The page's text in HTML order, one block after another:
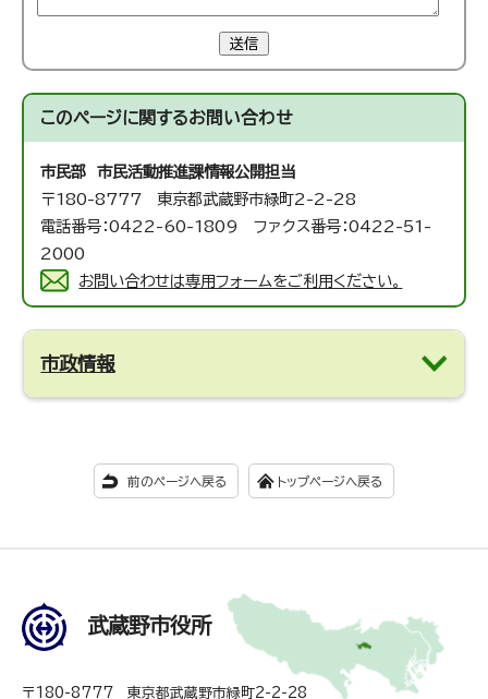
送信
このページに関するお問い合わせ
市民部 市民活動推進課情報公開担当
〒180-8777 東京都武蔵野市緑町2-2-28
電話番号：0422-60-1809 ファクス番号：0422-51-
2000
お問い合わせは専用フォームをご利用ください。
市政情報
前のページへ戻る トップページへ戻る
武蔵野市役所
〒180-8777 東京都武蔵野市緑町2-2-28